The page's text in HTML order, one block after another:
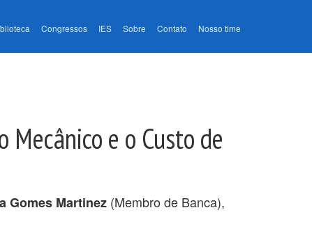
Congressos IES Sobre Contato Nosso time
Mecânico e o Custo de
Gomes Martinez (Membro de Banca),